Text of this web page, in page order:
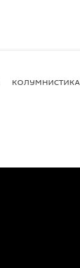
КОЛУМНИСТИКА